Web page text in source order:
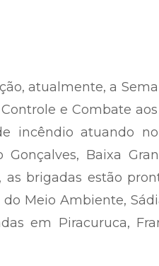
atualmente, a
e Combate
incêndio atuando
Gonçalves, Baixa
as brigadas estão
Meio Ambiente,
em Piracuruca,